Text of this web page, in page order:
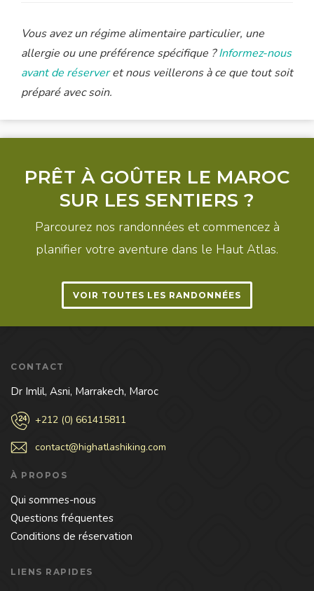
Vous avez un régime alimentaire particulier, une
allergie ou une préférence spécifique ?Informez-nous
avant de réserveret nous veillerons à ce que tout soit
préparé avec soin.
PRÊT À GOÛTER LE MAROC
SUR LES SENTIERS ?
Parcourez nos randonnées et commencez à
planifier votre aventure dans le Haut Atlas.
VOIR TOUTES LES RANDONNÉES
CONTACT
Dr Imlil, Asni, Marrakech, Maroc
+212 (0) 661415811
contact@highatlashiking.com
À PROPOS
Qui sommes-nous
Questions fréquentes
Conditions de réservation
LIENS RAPIDES